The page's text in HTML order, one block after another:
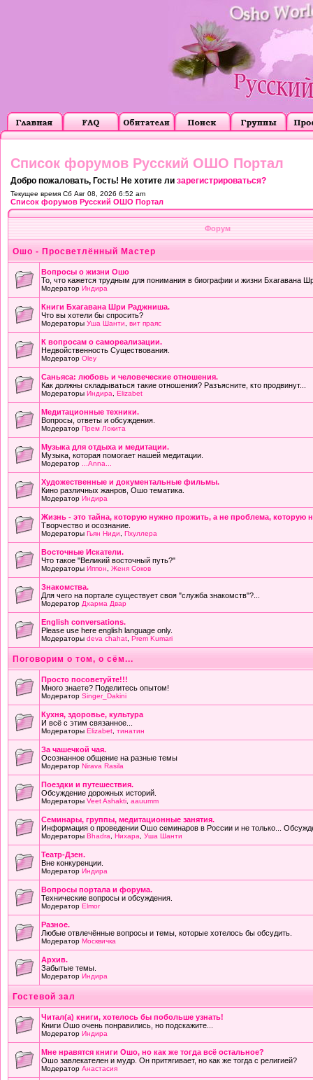
Список форумов Русский ОШО Портал
Добро пожаловать, Гость! Не хотите ли зарегистрироваться?
Текущее время Сб Авг 08, 2026 6:52 am
Список форумов Русский ОШО Портал
Форум
Ошо - Просветлённый Мастер
Вопросы о жизни Ошо
То, что кажется трудным для понимания в биографии и жизни Бхагавана
Модератор Индира
Книги Бхагавана Шри Раджниша.
Что вы хотели бы спросить?
Модераторы Уша Шанти вит праяс
К вопросам о самореализации.
Недвойственность Существования.
Модератор Oley
Саньяса: любовь и человеческие отношения.
Как должны складываться такие отношения? Разъясните, кто продвинут...
Модераторы Индира Elizabet
Медитационные техники.
Вопросы, ответы и обсуждения.
Модератор Прем Локита
Музыка для отдыха и медитации.
Музыка, которая помогает нашей медитации.
Модератор ...Anna...
Художественные и документальные фильмы.
Кино различных жанров, Ошо тематика.
Модератор Индира
Жизнь - это тайна, которую нужно прожить, а не проблема, которую
Творчество и осознание.
Модераторы Гьян Ниди Пхуллера
Восточные Искатели.
Что такое "Великий восточный путь?"
Модераторы Иппон Женя Соков
Знакомства.
Для чего на портале существует своя "служба знакомств"?...
Модератор Дхарма Двар
English conversations.
Please use here english language only.
Модераторы deva chahat Prem Kumari
Поговорим о том, о сём...
Просто посоветуйте!!!
Много знаете? Поделитесь опытом!
Модератор Singer_Dakini
Кухня, здоровье, культура
И всё с этим связанное...
Модераторы Elizabet тинатин
За чашечкой чая.
Осознанное общение на разные темы
Модератор Nirava Rasila
Поездки и путешествия.
Обсуждение дорожных историй.
Модераторы Veet Ashakti aauumm
Семинары, группы, медитационные занятия.
Информация о проведении Ошо семинаров в России и не только...
Модераторы Bhadra Нихара Уша Шанти
Театр-Дзен.
Вне конкуренции.
Модератор Индира
Вопросы портала и форума.
Технические вопросы и обсуждения.
Модератор Elmor
Разное.
Любые отвлечённые вопросы и темы, которые хотелось бы обсудить.
Модератор Москвичка
Архив.
Забытые темы.
Модератор Индира
Гостевой зал
Читал(а) книги, хотелось бы побольше узнать!
Книги Ошо очень понравились, но подскажите...
Модератор Индира
Мне нравятся книги Ошо, но как же тогда всё остальное?
Ошо завлекателен и мудр. Он притягивает, но как же тогда с религией?
Модератор Анастасия